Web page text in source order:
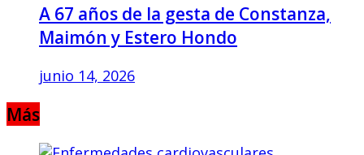
A 67 años de la gesta de Constanza,
Maimón y Estero Hondo
junio 14, 2026
Más